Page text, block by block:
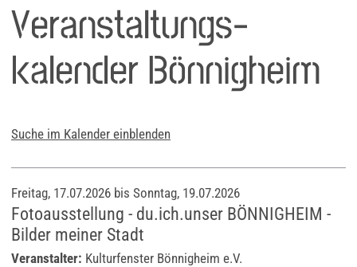
Veranstaltungs­
kalender Bönnigheim
Suche im Kalender einblenden
Freitag, 17.07.2026 bis Sonntag, 19.07.2026
Fotoausstellung - du.ich.unser BÖNNIGHEIM -
Bilder meiner Stadt
Veranstalter: Kulturfenster Bönnigheim e.V.